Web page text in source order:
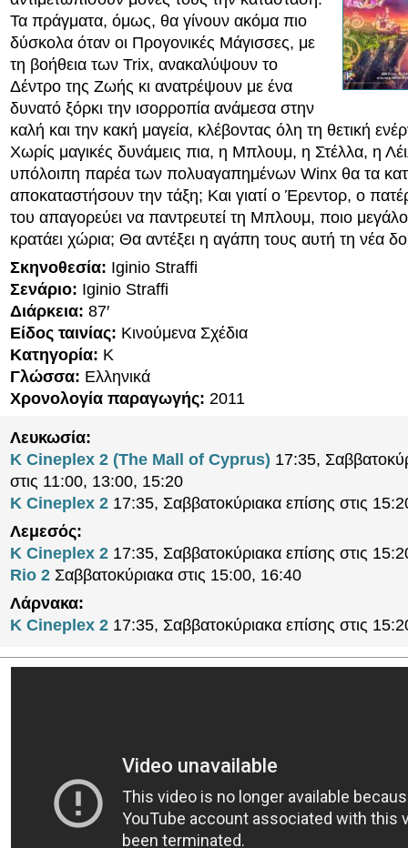
Τα πράγματα, όμως, θα γίνουν ακόμα πιο
δύσκολα όταν οι Προγονικές Μάγισσες, με
τη βοήθεια των Trix, ανακαλύψουν το
Δέντρο της Ζωής κι ανατρέψουν με ένα
δυνατό ξόρκι την ισορροπία ανάμεσα στην
καλή και την κακή μαγεία, κλέβοντας όλη τη θετική
Χωρίς μαγικές δυνάμεις πια, η Μπλουμ, η Στέλλα, η
υπόλοιπη παρέα των πολυαγαπημένων Winx θα τα
αποκαταστήσουν την τάξη; Και γιατί ο Έρεντορ, ο
του απαγορεύει να παντρευτεί τη Μπλουμ, ποιο
κρατάει χώρια; Θα αντέξει η αγάπη τους αυτή τη νέα
Σκηνοθεσία: Iginio Straffi
Σενάριο: Iginio Straffi
Διάρκεια: 87′
Είδος ταινίας: Κινούμενα Σχέδια
Κατηγορία: K
Γλώσσα: Ελληνικά
Χρονολογία παραγωγής: 2011
Λευκωσία:
K Cineplex 2 (The Mall of Cyprus) 17:35,
στις 11:00, 13:00, 15:20
K Cineplex 2 17:35, Σαββατοκύριακα επίσης στις
Λεμεσός:
K Cineplex 2 17:35, Σαββατοκύριακα επίσης στις
Rio 2 Σαββατοκύριακα στις 15:00, 16:40
Λάρνακα:
K Cineplex 2 17:35, Σαββατοκύριακα επίσης στις